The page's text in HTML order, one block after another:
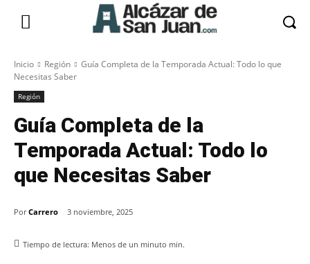
Inicio Región
Guía Completa de la Temporada Actual: Todo lo que
Necesitas Saber
Región
Guía Completa de la
Temporada Actual: Todo lo
que Necesitas Saber
Por Carrero 3 noviembre, 2025
Tiempo de lectura: Menos de un minuto min.